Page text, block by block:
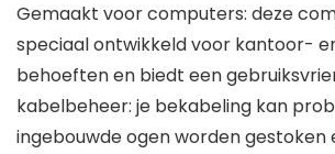
Gemaakt voor computers: deze
speciaal ontwikkeld voor kantoor-
behoeften en biedt een
kabelbeheer: je bekabeling kan
ingebouwde ogen worden gestoken